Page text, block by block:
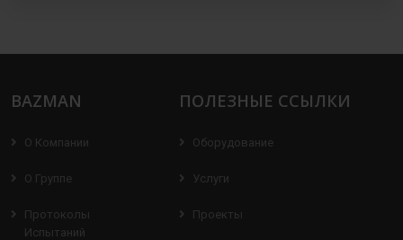
BAZMAN
О Компании
О Группе
Протоколы
Испытаний
ПОЛЕЗНЫЕ ССЫЛКИ
Оборудование
Услуги
Проекты